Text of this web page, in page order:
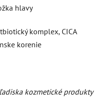
hlavy
komplex, CICA
korenie
kozmetické produkty